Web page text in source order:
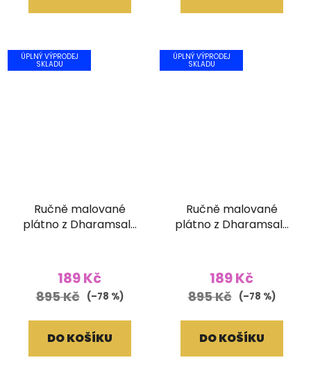
ÚPLNÝ VÝPRODEJ
SKLADU
Ručně malované
plátno z Dharamsaly
189 Kč
895 Kč (–78 %)
DO KOŠÍKU
ÚPLNÝ VÝPRODEJ
SKLADU
Ručně malované
plátno z Dharamsaly
189 Kč
895 Kč (–78 %)
DO KOŠÍKU